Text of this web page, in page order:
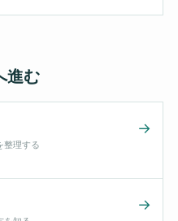
進む
整理する
→
→